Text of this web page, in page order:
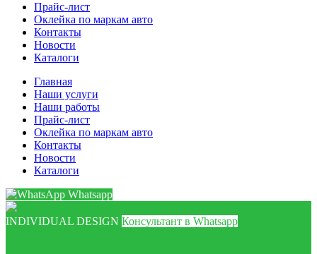
Прайс-лист
Оклейка по маркам авто
Контакты
Новости
Каталоги
Главная
Наши услуги
Наши работы
Прайс-лист
Оклейка по маркам авто
Контакты
Новости
Каталоги
Whatsapp
INDIVIDUAL DESIGN Консультант в Whatsapp